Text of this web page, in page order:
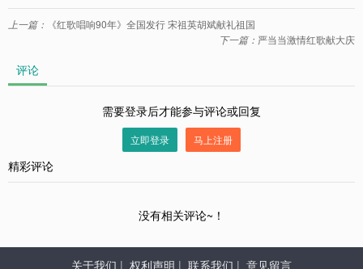
上一篇：
《红歌唱响90年》全国发行 宋祖英胡斌献礼祖国
下一篇： 严当当激情红歌献大庆
评论
需要登录后才能参与评论或回复
立即登录 马上注册
精彩评论
没有相关评论~！
关于我们 | 权利声明 | 联系我们 | 意见留言